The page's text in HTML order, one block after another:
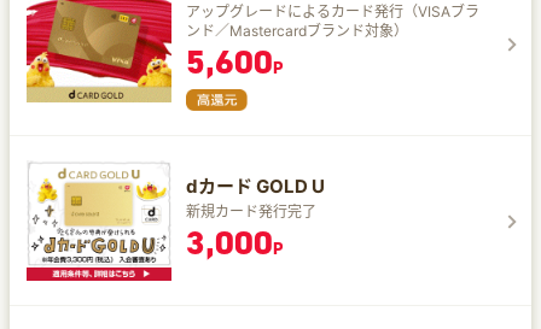
アップグレードによるカード発行（VISAブラ
ンド／Mastercardブランド対象）
5,600P
dカード GOLD U
新規カード発行完了
3,000P